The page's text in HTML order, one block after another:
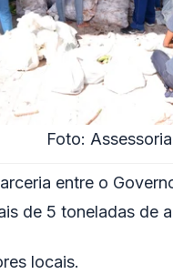
Foto: Assessoria
entre o
de 5 toneladas de
locais.